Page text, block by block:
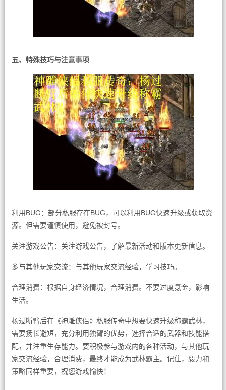
五、特殊技巧与注意事项
利用BUG：部分私服存在BUG，可以利用BUG快速升级或获取资
源。但需要谨慎使用，避免被封号。
关注游戏公告：关注游戏公告，了解最新活动和版本更新信息。
多与其他玩家交流：与其他玩家交流经验，学习技巧。
合理消费：根据自身经济情况，合理消费。不要过度氪金，影响
生活。
杨过断臂后在《神雕侠侣》私服传奇中想要快速升级称霸武林，
需要扬长避短，充分利用独臂的优势，选择合适的武器和技能搭
配，并注重生存能力。要积极参与游戏内的各种活动，与其他玩
家交流经验，合理消费，最终才能成为武林霸主。记住，毅力和
策略同样重要，祝您游戏愉快！